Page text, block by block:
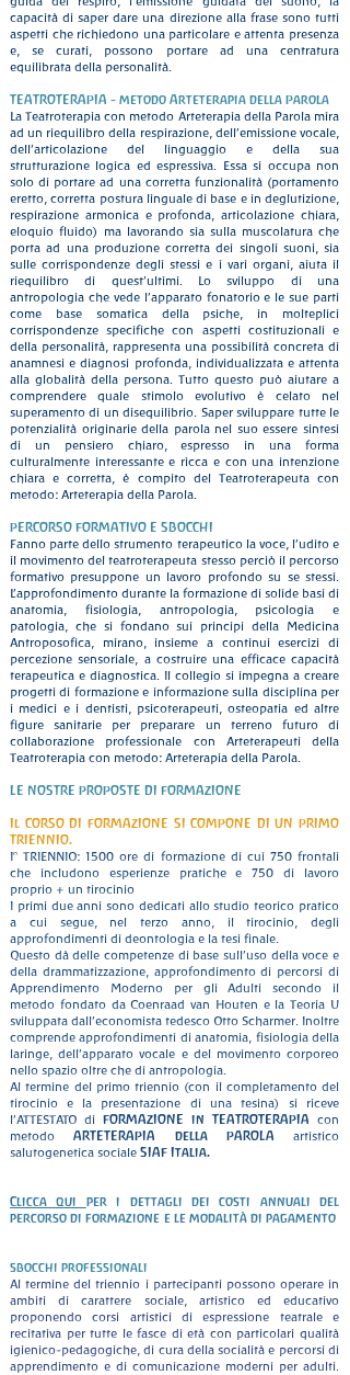
capacità di saper dare una direzione alla frase sono tutti
aspetti che richiedono una particolare e attenta presenza
e, se curati, possono portare ad una centratura
equilibrata della personalità.
TEATROTERAPIA - metodo Arteterapia della Parola
La Teatroterapia con metodo Arteterapia della Parola mira
ad un riequilibro della respirazione, dell’emissione vocale,
dell’articolazione del linguaggio e della sua
strutturazione logica ed espressiva. Essa si occupa non
solo di portare ad una corretta funzionalità (portamento
eretto, corretta postura linguale di base e in deglutizione,
respirazione armonica e profonda, articolazione chiara,
eloquio fluido) ma lavorando sia sulla muscolatura che
porta ad una produzione corretta dei singoli suoni, sia
sulle corrispondenze degli stessi e i vari organi, aiuta il
riequilibro di quest’ultimi. Lo sviluppo di una
antropologia che vede l’apparato fonatorio e le sue parti
come base somatica della psiche, in molteplici
corrispondenze specifiche con aspetti costituzionali e
della personalità, rappresenta una possibilità concreta di
anamnesi e diagnosi profonda, individualizzata e attenta
alla globalità della persona. Tutto questo può aiutare a
comprendere quale stimolo evolutivo è celato nel
superamento di un disequilibrio. Saper sviluppare tutte le
potenzialità originarie della parola nel suo essere sintesi
di un pensiero chiaro, espresso in una forma
culturalmente interessante e ricca e con una intenzione
chiara e corretta, è compito del Teatroterapeuta con
metodo: Arteterapia della Parola.
PERCORSO FORMATIVO E SBOCCHI
Fanno parte dello strumento terapeutico la voce, l’udito e
il movimento del teatroterapeuta stesso perciò il percorso
formativo presuppone un lavoro profondo su se stessi.
L’approfondimento durante la formazione di solide basi di
anatomia, fisiologia, antropologia, psicologia e
patologia, che si fondano sui principi della Medicina
Antroposofica, mirano, insieme a continui esercizi di
percezione sensoriale, a costruire una efficace capacità
terapeutica e diagnostica. Il collegio si impegna a creare
progetti di formazione e informazione sulla disciplina per
i medici e i dentisti, psicoterapeuti, osteopatia ed altre
figure sanitarie per preparare un terreno futuro di
collaborazione professionale con Arteterapeuti della
Teatroterapia con metodo: Arteterapia della Parola.
LE NOSTRE PROPOSTE DI FORMAZIONE
Il CORSO DI FORMAZIONE SI COMPONE DI UN PRIMO
TRIENNIO.
I° TRIENNIO: 1500 ore di formazione di cui 750 frontali
che includono esperienze pratiche e 750 di lavoro
proprio + un tirocinio
I primi due anni sono dedicati allo studio teorico pratico
a cui segue, nel terzo anno, il tirocinio, degli
approfondimenti di deontologia e la tesi finale.
Questo dà delle competenze di base sull’uso della voce e
della drammatizzazione, approfondimento di percorsi di
Apprendimento Moderno per gli Adulti secondo il
metodo fondato da Coenraad van Houten e la Teoria U
sviluppata dall’economista tedesco Otto Scharmer. Inoltre
comprende approfondimenti di anatomia, fisiologia della
laringe, dell’apparato vocale e del movimento corporeo
nello spazio oltre che di antropologia.
Al termine del primo triennio (con il completamento del
tirocinio e la presentazione di una tesina) si riceve
l’ATTESTATO di FORMAZIONE in TEATROTERAPIA con
metodoARTETERAPIA della PAROLA artistico
salutogenetica sociale SIAF Italia.
Clicca qui per i dettagli dei costi annuali del
percorso di formazione e le modalità di pagamento
sbocchi professionali
Al termine del triennio i partecipanti possono operare in
ambiti di carattere sociale, artistico ed educativo
proponendo corsi artistici di espressione teatrale e
recitativa per tutte le fasce di età con particolari qualità
igienico-pedagogiche, di cura della socialità e percorsi di
apprendimento e di comunicazione moderni per adulti.